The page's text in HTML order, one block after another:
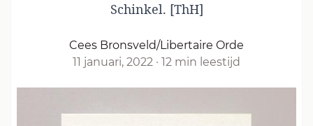
Schinkel. [ThH]
Cees Bronsveld/Libertaire Orde
11 januari, 2022 · 12 min leestijd